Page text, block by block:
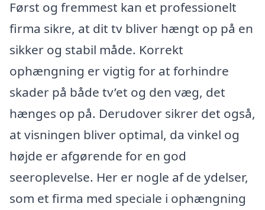
Først og fremmest kan et professionelt
firma sikre, at dit tv bliver hængt op på en
sikker og stabil måde. Korrekt
ophængning er vigtig for at forhindre
skader på både tv’et og den væg, det
hænges op på. Derudover sikrer det også,
at visningen bliver optimal, da vinkel og
højde er afgørende for en god
seeroplevelse. Her er nogle af de ydelser,
som et firma med speciale i ophængning